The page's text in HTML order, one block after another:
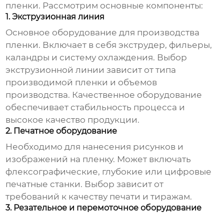
пленки. Рассмотрим основные компоненты:
1. Экструзионная линия
Основное оборудование для производства
пленки. Включает в себя экструдер, фильеры,
каландры и систему охлаждения. Выбор
экструзионной линии зависит от типа
производимой пленки и объемов
производства. Качественное оборудование
обеспечивает стабильность процесса и
высокое качество продукции.
2. Печатное оборудование
Необходимо для нанесения рисунков и
изображений на пленку. Может включать
флексографические, глубокие или цифровые
печатные станки. Выбор зависит от
требований к качеству печати и тиражам.
3. Резательное и перемоточное оборудование